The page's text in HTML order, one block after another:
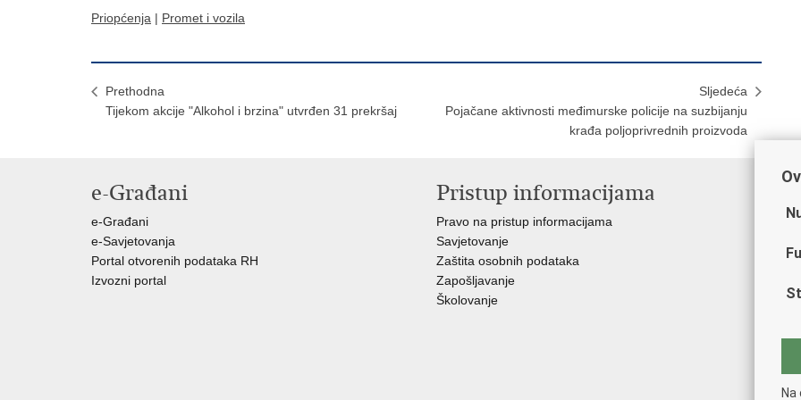
Priopćenja | Promet i vozila
Prethodna
Tijekom akcije "Alkohol i brzina" utvrđen 31 prekršaj
Sljedeća
Pojačane aktivnosti međimurske policije na suzbijanju
krađa poljoprivrednih proizvoda
e-Građani
e-Građani
e-Savjetovanja
Portal otvorenih podataka RH
Izvozni portal
Pristup informacijama
Pravo na pristup informacijama
Savjetovanje
Zaštita osobnih podataka
Zapošljavanje
Školovanje